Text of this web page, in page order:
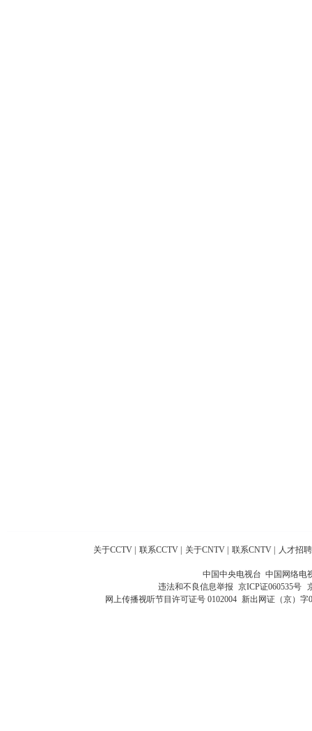
关于CCTV 联系CCTV 关于CNTV 联系CNTV 人才招聘
中国中央电视台 中国网络电
违法和不良信息举报 京ICP证060535号
网上传播视听节目许可证号 0102004 新出网证（京）